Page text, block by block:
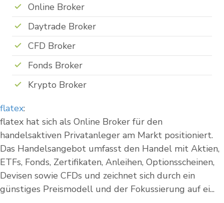
Online Broker
Daytrade Broker
CFD Broker
Fonds Broker
Krypto Broker
flatex:
flatex hat sich als Online Broker für den
handelsaktiven Privatanleger am Markt positioniert.
Das Handelsangebot umfasst den Handel mit Aktien,
ETFs, Fonds, Zertifikaten, Anleihen, Optionsscheinen,
Devisen sowie CFDs und zeichnet sich durch ein
günstiges Preismodell und der Fokussierung auf ei...